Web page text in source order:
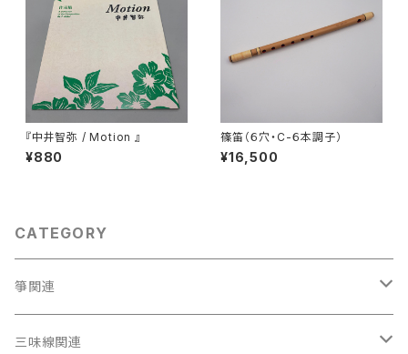
『中井智弥 / Motion 』
¥880
篠笛（６穴・C-６本調子）
¥16,500
CATEGORY
箏関連
箏（本体）
三味線関連